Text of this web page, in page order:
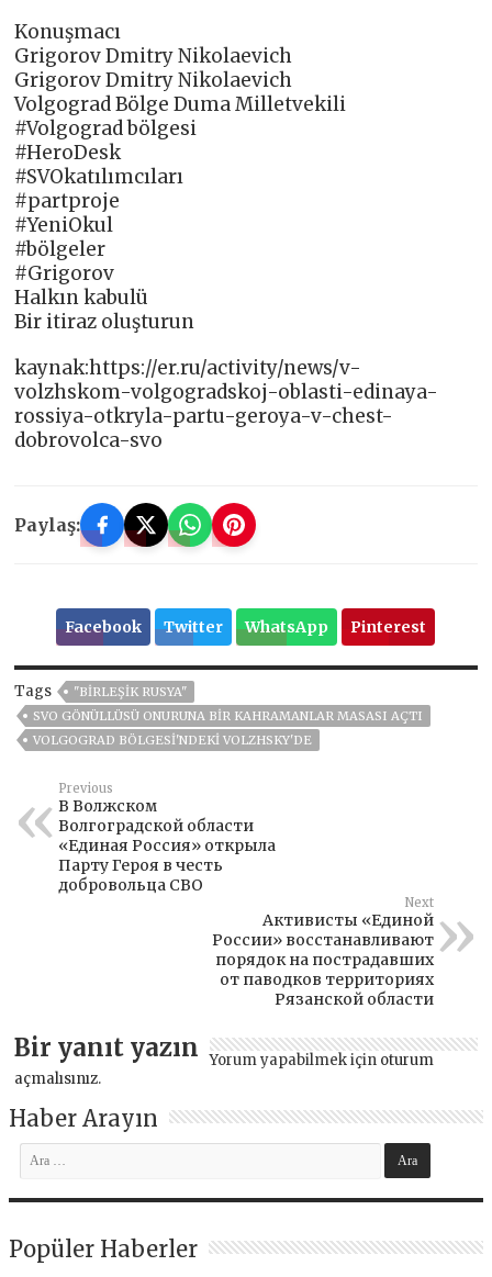
Konuşmacı
Grigorov Dmitry Nikolaevich
Grigorov Dmitry Nikolaevich
Volgograd Bölge Duma Milletvekili
#Volgograd bölgesi
#HeroDesk
#SVOkatılımcıları
#partproje
#YeniOkul
#bölgeler
#Grigorov
Halkın kabulü
Bir itiraz oluşturun
kaynak:https://er.ru/activity/news/v-
volzhskom-volgogradskoj-oblasti-edinaya-
rossiya-otkryla-partu-geroya-v-chest-
dobrovolca-svo
Paylaş:
Facebook Twitter WhatsApp Pinterest
Tags
"BIRLEŞIK RUSYA"
SVO GÖNÜLLÜSÜ ONURUNA BIR KAHRAMANLAR MASASI AÇTI
VOLGOGRAD BÖLGESI'NDEKI VOLZHSKY'DE
Previous
В Волжском
Волгоградской области
«Единая Россия» открыла
Парту Героя в честь
добровольца СВО
Next
Активисты «Единой
России» восстанавливают
порядок на пострадавших
от паводков территориях
Рязанской области
Bir yanıt yazın Yorum yapabilmek için oturum
açmalısınız.
Haber Arayın
Popüler Haberler